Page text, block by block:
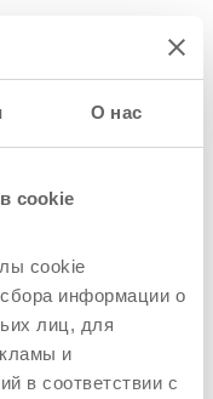
О нас
cookie
cookie
сбора информации о
лиц, для
и
в соответствии с